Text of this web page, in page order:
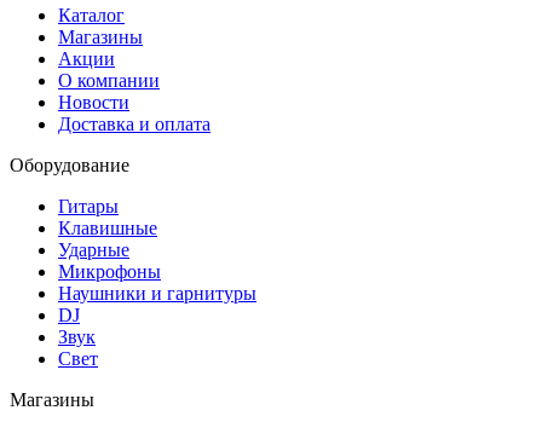
Каталог
Магазины
Акции
О компании
Новости
Доставка и оплата
Оборудование
Гитары
Клавишные
Ударные
Микрофоны
Наушники и гарнитуры
DJ
Звук
Свет
Магазины